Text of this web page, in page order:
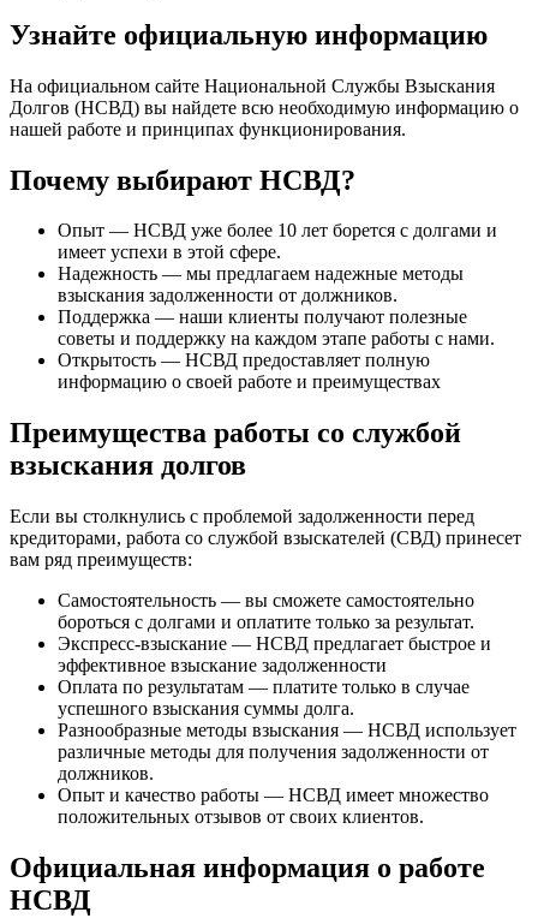
Узнайте официальную информацию
На официальном сайте Национальной Службы Взыскания
Долгов (НСВД) вы найдете всю необходимую информацию о
нашей работе и принципах функционирования.
Почему выбирают НСВД?
Опыт — НСВД уже более 10 лет борется с долгами и
имеет успехи в этой сфере.
Надежность — мы предлагаем надежные методы
взыскания задолженности от должников.
Поддержка — наши клиенты получают полезные
советы и поддержку на каждом этапе работы с нами.
Открытость — НСВД предоставляет полную
информацию о своей работе и преимуществах
Преимущества работы со службой
взыскания долгов
Если вы столкнулись с проблемой задолженности перед
кредиторами, работа со службой взыскателей (СВД) принесет
вам ряд преимуществ:
Самостоятельность — вы сможете самостоятельно
бороться с долгами и оплатите только за результат.
Экспресс-взыскание — НСВД предлагает быстрое и
эффективное взыскание задолженности
Оплата по результатам — платите только в случае
успешного взыскания суммы долга.
Разнообразные методы взыскания — НСВД использует
различные методы для получения задолженности от
должников.
Опыт и качество работы — НСВД имеет множество
положительных отзывов от своих клиентов.
Официальная информация о работе
НСВД